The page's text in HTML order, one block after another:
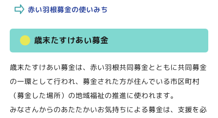
赤い羽根募金の使いみち
歳末たすけあい募金
歳末たすけあい募金は、赤い羽根共同募金とともに共同募金
の一環として行われ、募金された方が住んでいる市区町村
（募金した場所）の地域福祉の推進に使われます。
みなさんからのあたたかいお気持ちによる募金は、支援を必